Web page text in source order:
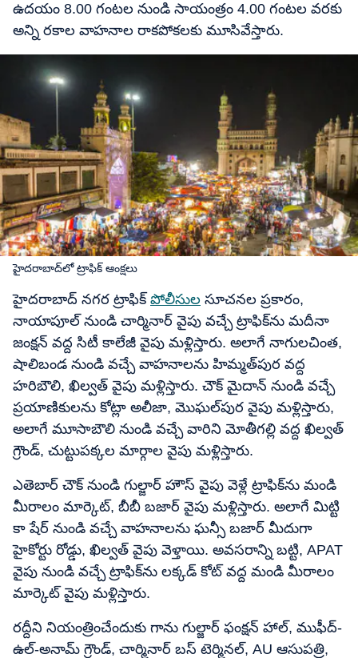
ఉదయం 8.00 గంటల నుండి సాయంత్రం 4.00 గంటల వరకు
అన్ని రకాల వాహనాల రాకపోకలకు మూసివేస్తారు.
హైదరాబాద్‌లో ట్రాఫిక్ ఆంక్షలు
హైదరాబాద్ నగర ట్రాఫిక్ పోలీసుల సూచనల ప్రకారం,
నాయాపూల్ నుండి చార్మినార్ వైపు వచ్చే ట్రాఫిక్‌ను మదీనా
జంక్షన్ వద్ద సిటీ కాలేజీ వైపు మళ్లిస్తారు. అలాగే నాగులచింత,
షాలిబండ నుండి వచ్చే వాహనాలను హిమ్మత్‌పుర వద్ద
హరిబౌలి, ఖిల్వత్ వైపు మళ్లిస్తారు. చౌక్ మైదాన్ నుండి వచ్చే
ప్రయాణికులను కోట్లా అలీజా, మొఘల్‌పుర వైపు మళ్లిస్తారు,
అలాగే మూసాబౌలి నుండి వచ్చే వారిని మోతీగల్లి వద్ద ఖిల్వత్
గ్రౌండ్, చుట్టుపక్కల మార్గాల వైపు మళ్లిస్తారు.
ఎతెబార్ చౌక్ నుండి గుల్జార్ హౌస్ వైపు వెళ్లే ట్రాఫిక్‌ను మండి
మీరాలం మార్కెట్, బీబీ బజార్ వైపు మళ్లిస్తారు. అలాగే మిట్టి
కా షేర్ నుండి వచ్చే వాహనాలను ఘన్సీ బజార్ మీదుగా
హైకోర్టు రోడ్డు, ఖిల్వత్ వైపు వెళ్తాయి. అవసరాన్ని బట్టి, APAT
వైపు నుండి వచ్చే ట్రాఫిక్‌ను లక్కడ్ కోట్ వద్ద మండి మీరాలం
మార్కెట్ వైపు మళ్లిస్తారు.
రద్దీని నియంత్రించేందుకు గాను గుల్జార్ ఫంక్షన్ హాల్, ముఫీద్-
ఉల్-అనామ్ గ్రౌండ్, చార్మినార్ బస్ టెర్మినల్, AU ఆసుపత్రి,